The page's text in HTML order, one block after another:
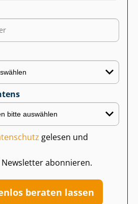
gelesen und
abonnieren.
beraten lassen